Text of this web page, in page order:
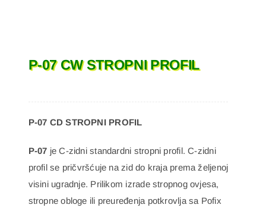
P-07 CW STROPNI PROFIL
P-07 CD STROPNI PROFIL
P-07 je C-zidni standardni stropni profil. C-zidni
profil se pričvršćuje na zid do kraja prema željenoj
visini ugradnje. Prilikom izrade stropnog ovjesa,
stropne obloge ili preuređenja potkrovlja sa Pofix